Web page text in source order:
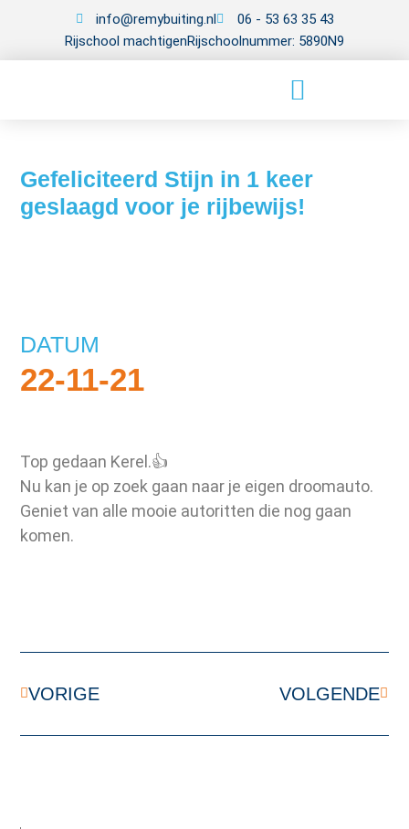
info@remybuiting.nl
06 - 53 63 35 43
Rijschool machtigenRijschoolnummer: 5890N9
Gefeliciteerd Stijn in 1 keer
geslaagd voor je rijbewijs!
DATUM
22-11-21
Top gedaan Kerel.👍
Nu kan je op zoek gaan naar je eigen droomauto.
Geniet van alle mooie autoritten die nog gaan
komen.
VORIGE VOLGENDE